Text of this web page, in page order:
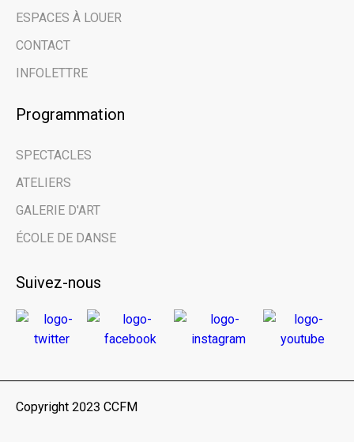
ESPACES À LOUER
CONTACT
INFOLETTRE
Programmation
SPECTACLES
ATELIERS
GALERIE D'ART
ÉCOLE DE DANSE
Suivez-nous
Copyright 2023 CCFM
évènements à venir
grâce à notre
infolettre.
Email address
Prénom | First Name
Nom de famille | Last Name
organization
Vous êtes ici en tant que… | You are here
as...